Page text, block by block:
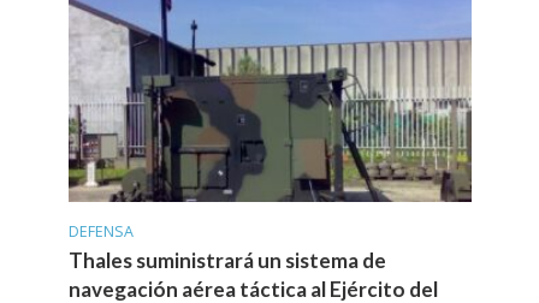
DEFENSA
Thales suministrará un sistema de
navegación aérea táctica al Ejército del